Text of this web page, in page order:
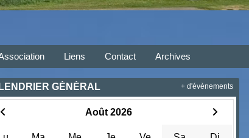
Liens Contact Archives
GÉNÉRAL
Août 2026
+ d'évènements